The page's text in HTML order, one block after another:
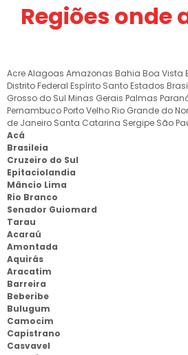
Regiões onde
AcreAlagoas Amazonas Bahia Boa Vista
Distrito Federal Espírito Santo Estados
Grosso do Sul Minas Gerais Palmas
Pernambuco Porto Velho Rio Grande do
de Janeiro Santa Catarina Sergipe São
Acá
Brasileia
Cruzeiro do Sul
Epitaciolandia
Mâncio Lima
Rio Branco
Senador Guiomard
Tarau
Acaraú
Amontada
Aquirás
Aracatim
Barreira
Beberibe
Bulugum
Camocim
Capistrano
Casvavel